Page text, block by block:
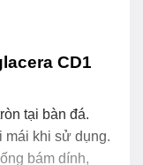
CD1
tại bàn đá.
mái khi sử dụng.
bám dính,